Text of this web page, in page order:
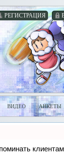
РЕГИСТРАЦИЯ
ВИДЕО АНКЕТЫ